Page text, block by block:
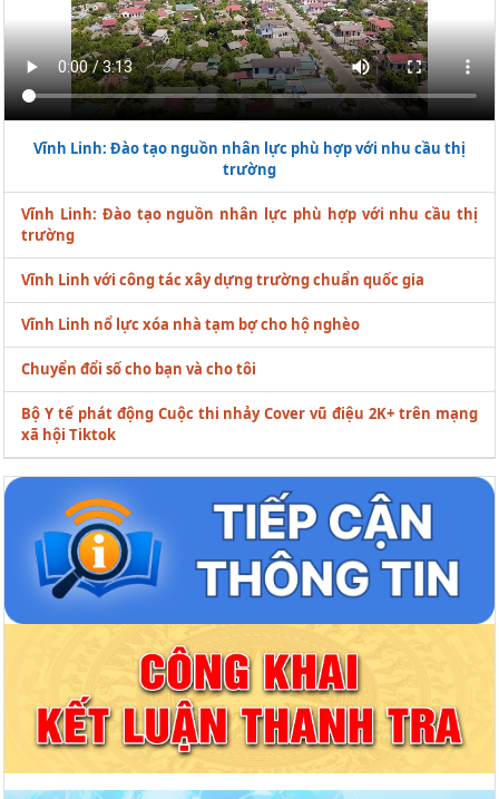
Vĩnh Linh: Đào tạo nguồn nhân lực phù hợp với nhu cầu thị
trường
Vĩnh Linh: Đào tạo nguồn nhân lực phù hợp với nhu cầu thị
trường
Vĩnh Linh với công tác xây dựng trường chuẩn quốc gia
Vĩnh Linh nổ lực xóa nhà tạm bợ cho hộ nghèo
Chuyển đổi số cho bạn và cho tôi
Bộ Y tế phát động Cuộc thi nhảy Cover vũ điệu 2K+ trên mạng
xã hội Tiktok